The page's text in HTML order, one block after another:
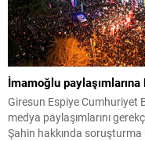
İmamoğlu
Giresun Espiye Cumhuriyet
medya paylaşımlarını
Şahin hakkında soruşturma